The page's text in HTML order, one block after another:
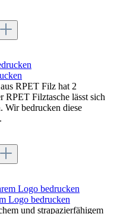
RPET Filz hat 2
RPET Filztasche lässt sich
Wir bedrucken diese
Logo bedrucken
und strapazierfähigem